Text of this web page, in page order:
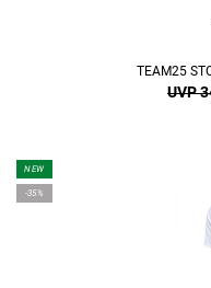
TEAM25
UVP
NEW
-35%